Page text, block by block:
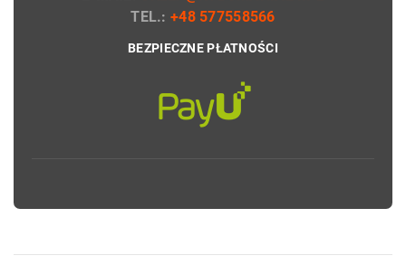
TEL.:+48 577558566
BEZPIECZNE PŁATNOŚCI